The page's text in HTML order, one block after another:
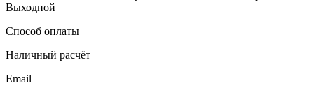
Выходной
Способ оплаты
Наличный расчёт
Email